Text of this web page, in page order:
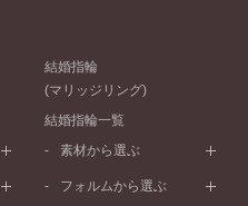
結婚指輪
(マリッジリング)
結婚指輪一覧
素材から選ぶ
プラチナ
フォルムから選ぶ